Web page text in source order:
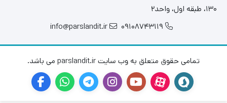
130، طبقه اول، واحد2
09108743119
info@parslandit.ir
تمامی حقوق متعلق به وب سایت parslandit.ir می باشد.